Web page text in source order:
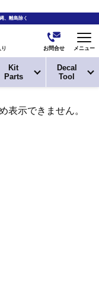
、離島除く
お問合せ メニュー
Kit
Parts
Decal
Tool
表示できません。